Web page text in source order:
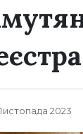
2023